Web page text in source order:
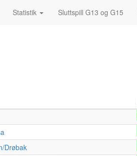
Statistik Sluttspill G13 og G15
Drøbak